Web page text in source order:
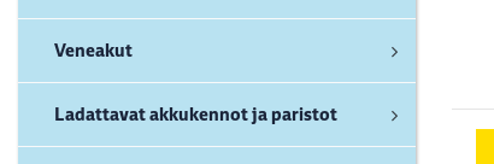
Veneakut
Ladattavat akkukennot ja paristot